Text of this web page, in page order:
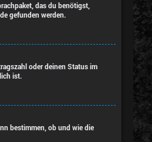
das du benötigst,
gefunden werden.
oder deinen Status im
ist.
bestimmen, ob und wie die